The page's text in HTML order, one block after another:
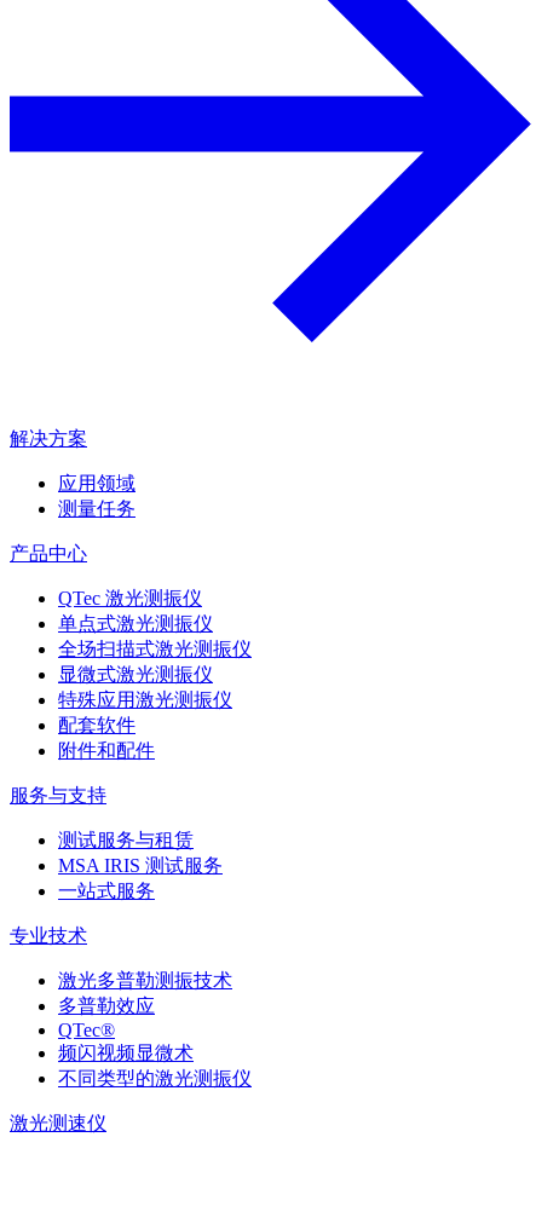
解决方案
应用领域
测量任务
产品中心
QTec 激光测振仪
单点式激光测振仪
全场扫描式激光测振仪
显微式激光测振仪
特殊应用激光测振仪
配套软件
附件和配件
服务与支持
测试服务与租赁
MSA IRIS 测试服务
一站式服务
专业技术
激光多普勒测振技术
多普勒效应
QTec®
频闪视频显微术
不同类型的激光测振仪
激光测速仪